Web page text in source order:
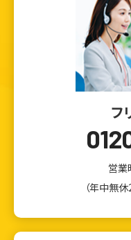
フ
営業
（年中無